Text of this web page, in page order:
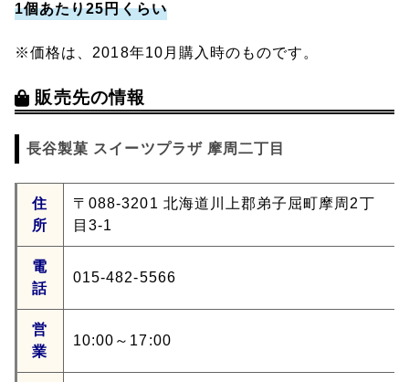
1個あたり25円くらい
※価格は、2018年10月購入時のものです。
販売先の情報
長谷製菓 スイーツプラザ 摩周二丁目
住
所
〒088-3201 北海道川上郡弟子屈町摩周2丁
目3-1
電
話
015-482-5566
営
業
10:00～17:00